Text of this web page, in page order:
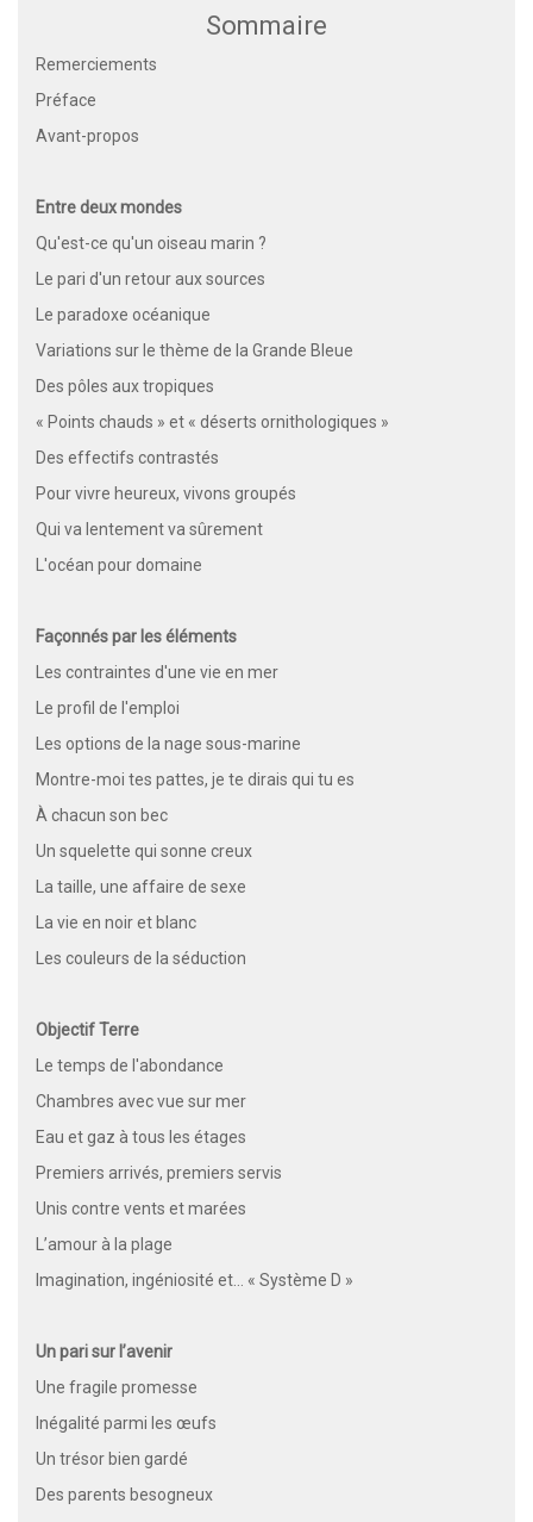
Sommaire
Remerciements
Préface
Avant-propos
Entre deux mondes
Qu'est-ce qu'un oiseau marin ?
Le pari d'un retour aux sources
Le paradoxe océanique
Variations sur le thème de la Grande Bleue
Des pôles aux tropiques
« Points chauds » et « déserts ornithologiques »
Des effectifs contrastés
Pour vivre heureux, vivons groupés
Qui va lentement va sûrement
L'océan pour domaine
Façonnés par les éléments
Les contraintes d'une vie en mer
Le profil de l'emploi
Les options de la nage sous-marine
Montre-moi tes pattes, je te dirais qui tu es
À chacun son bec
Un squelette qui sonne creux
La taille, une affaire de sexe
La vie en noir et blanc
Les couleurs de la séduction
Objectif Terre
Le temps de l'abondance
Chambres avec vue sur mer
Eau et gaz à tous les étages
Premiers arrivés, premiers servis
Unis contre vents et marées
L’amour à la plage
Imagination, ingéniosité et… « Système D »
Un pari sur l’avenir
Une fragile promesse
Inégalité parmi les œufs
Un trésor bien gardé
Des parents besogneux